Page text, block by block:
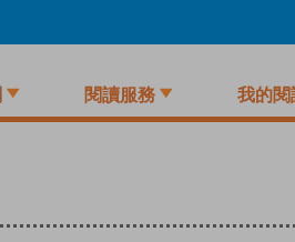
閱讀服務 我的閱